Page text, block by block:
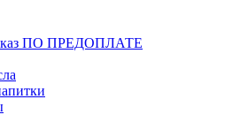
ПО ПРЕДОПЛАТЕ